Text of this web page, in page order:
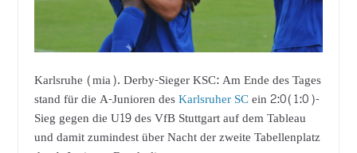
Karlsruhe (mia). Derby-Sieger KSC: Am Ende des Tages
stand für die A-Junioren desKarlsruher SCein 2:0(1:0)-
Sieg gegen die U19 des VfB Stuttgart auf dem Tableau
und damit zumindest über Nacht der zweite Tabellenplatz